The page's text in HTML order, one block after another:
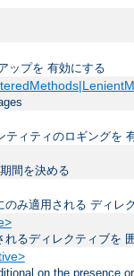
ップを 有効にする
ティティのロギングを
間を決める
み適用される ディレ
れるディレクティブを
on the presence